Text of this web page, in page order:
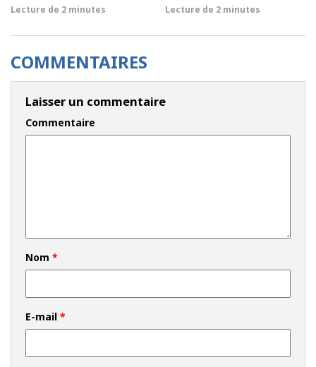
Lecture de 2 minutes Lecture de 2 minutes
COMMENTAIRES
Laisser un commentaire
Commentaire
Nom *
E-mail *